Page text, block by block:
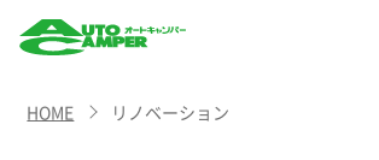
CAMPER
HOME リノベーション